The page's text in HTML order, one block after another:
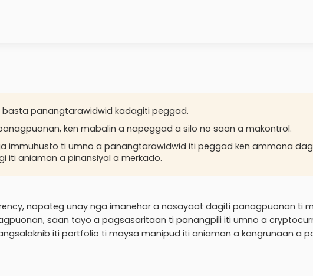
panangtarawidwid kadagiti peggad.
ken mabalin a napeggad a silo no saan a makontrol.
immuhusto ti umno a panangtarawidwid iti peggad ken ammona
iti aniaman a pinansiyal a merkado.
napateg unay nga imanehar a nasayaat dagiti panagpuonan ti
saan tayo a pagsasaritaan ti panangpili iti umno a
iti portfolio ti maysa manipud iti aniaman a kangrunaan a